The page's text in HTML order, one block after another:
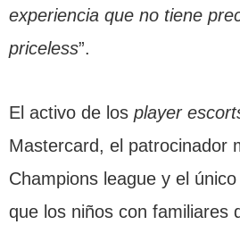
experiencia que no tiene
priceless”.
El activo de los player
Mastercard, el patrocinador
Champions league y el
que los niños con familiares